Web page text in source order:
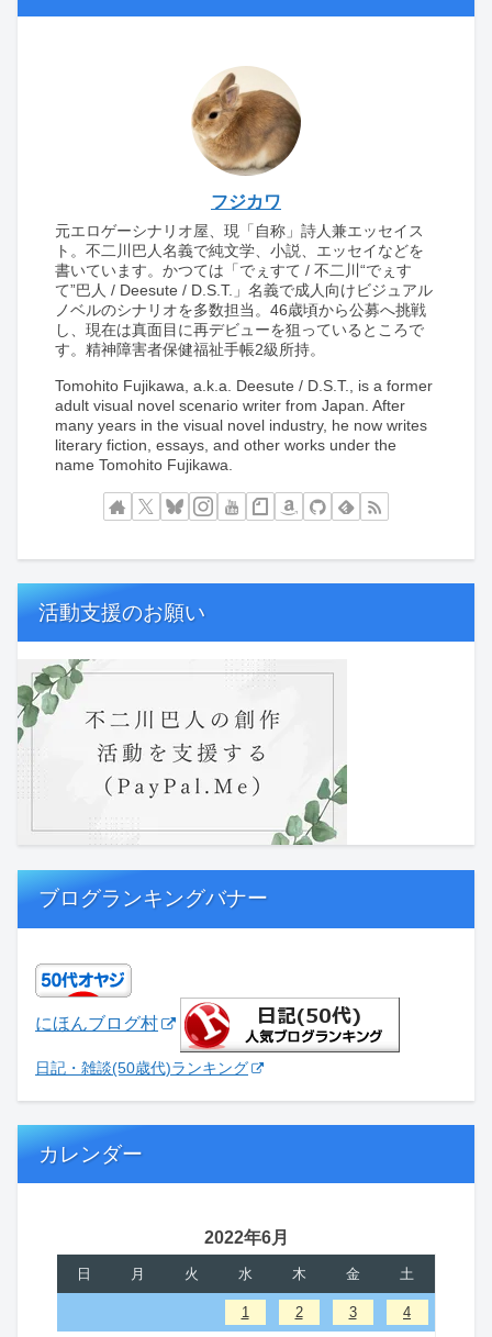
フジカワ
元エロゲーシナリオ屋、現「自称」詩人兼エッセイス
ト。不二川巴人名義で純文学、小説、エッセイなどを
書いています。かつては「でぇすて / 不二川“でぇす
て”巴人 / Deesute / D.S.T.」名義で成人向けビジュアル
ノベルのシナリオを多数担当。46歳頃から公募へ挑戦
し、現在は真面目に再デビューを狙っているところで
す。精神障害者保健福祉手帳2級所持。
Tomohito Fujikawa, a.k.a. Deesute / D.S.T., is a former
adult visual novel scenario writer from Japan. After
many years in the visual novel industry, he now writes
literary fiction, essays, and other works under the
name Tomohito Fujikawa.
活動支援のお願い
ブログランキングバナー
にほんブログ村
日記・雑談(50歳代)ランキング
カレンダー
2022年6月
日 月 火 水 木 金 土
1 2 3 4